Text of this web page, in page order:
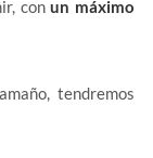
con un máximo
tendremos